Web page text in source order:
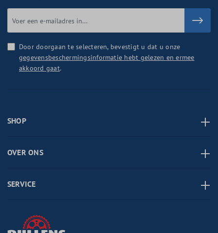
Door doorgaan te selecteren, bevestigt u dat u onze
gegevensbeschermingsinformatie hebt gelezen en ermee
akkoord gaat.
SHOP
OVER ONS
SERVICE